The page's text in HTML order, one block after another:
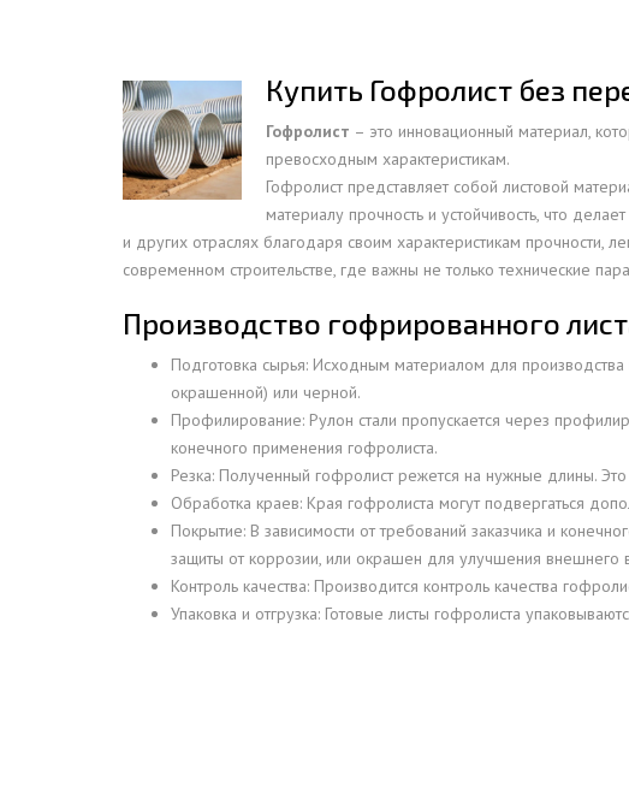
СВАИ СТАЛЬНЫЕ ВИНТОВЫЕ
КОНТЕЙНЕР СБОРНО – РАЗБОРНЫЙ
БЫТОВКИ
ЗАКЛАДНЫЕ ИЗДЕЛИЯ
ДЫМОВЫЕ ТРУБЫ
ДЫМОВАЯ ТРУБА
САМОНЕСУЩАЯ
САМОНЕСУЩАЯ
ДЫМОВАЯ
ДЫМОВАЯ ТРУБА
ДЫМОВАЯ ТРУБА
САМОНЕСУЩАЯ
ДЫМОВАЯ ТРУБА
САМОНЕСУЩАЯ
ДЫМОВАЯ
ДЫМОВАЯ
ДЫМОВАЯ
ЗАКЛАДНЫЕ ДЕТАЛИ
ИЗГОТОВЛЕНИЕ СВАРНЫХ БАЛОК
ОПОРЫ ТРУБОПРОВОДОВ
РЕЗЬБОВЫЕ ШПИЛЬКИ
Купить Гофролист без
Гофролист – это инновационный материал,
превосходным характеристикам.
Гофролист представляет собой листовой
материалу прочность и устойчивость, что
и других отраслях благодаря своим характеристикам прочности,
современном строительстве, где важны не только технические
Производство гофрированного
Подготовка сырья: Исходным материалом для производства
окрашенной) или черной.
Профилирование: Рулон стали пропускается через
конечного применения гофролиста.
Резка: Полученный гофролист режется на нужные длины.
Обработка краев: Края гофролиста могут подвергаться
Покрытие: В зависимости от требований заказчика и
защиты от коррозии, или окрашен для улучшения
Контроль качества: Производится контроль качества
Упаковка и отгрузка: Готовые листы гофролиста